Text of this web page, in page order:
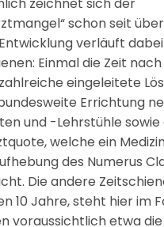
schon seit
verläuft
Einmal die Zeit
eingeleitete
Errichtung
und -Lehrstühle sowie
welche ein
des Numerus
Die andere
10 Jahre, steht hier im
voraussichtlich etwa